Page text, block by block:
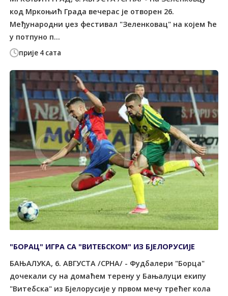
прије 4 сата
код Мркоњић Града вечерас је отворен 26.
Међународни џез фестивал "Зеленковац" на којем ће
у потпуно п...
"БОРАЦ" ИГРА СА "ВИТЕБСКОМ" ИЗ БЈЕЛОРУСИЈЕ
БАЊАЛУКА, 6. АВГУСТА /СРНА/ - Фудбалери "Борца"
дочекали су на домаћем терену у Бањалуци екипу
"Витебска" из Бјелорусије у првом мечу трећег кола